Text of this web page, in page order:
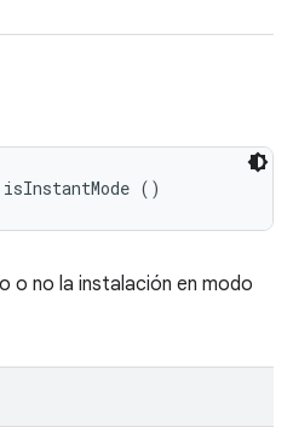
()
o no la instalación en modo